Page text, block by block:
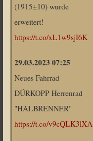
(1915±10) wurde
erweitert!
https://t.co/xL1w9sjI6K
29.03.2023 07:25
Neues Fahrrad
DÜRKOPP Herrenrad
"HALBRENNER"
https://t.co/v9cQLK3lXA